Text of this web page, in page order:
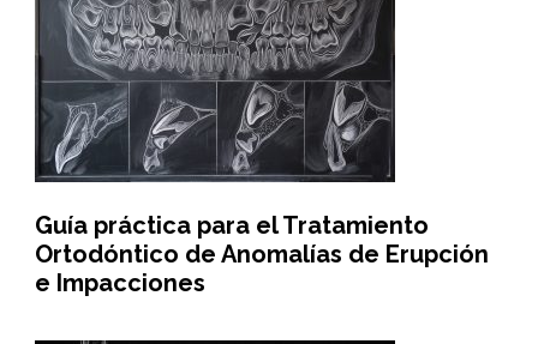
Guía práctica para el Tratamiento
Ortodóntico de Anomalías de Erupción
e Impacciones